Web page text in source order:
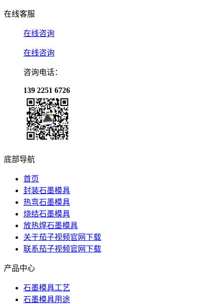
在线客服
在线咨询
在线咨询
咨询电话：
139 2251 6726
底部导航
首页
封装石墨模具
热弯石墨模具
烧结石墨模具
放热焊石墨模具
关于茄子视频官网下载
联系茄子视频官网下载
产品中心
石墨模具工艺
石墨模具用途